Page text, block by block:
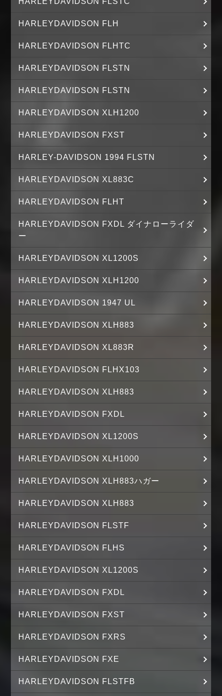
HARLEYDAVIDSON FLH
HARLEYDAVIDSON FLHTC
HARLEYDAVIDSON FLSTN
HARLEYDAVIDSON FLSTN
HARLEYDAVIDSON XLH1200
HARLEYDAVIDSON FXST
HARLEY-DAVIDSON 1994 FLSTN
HARLEYDAVIDSON XL883C
HARLEYDAVIDSON FLHT
HARLEYDAVIDSON FXDL ダイナローライダ
ー
HARLEYDAVIDSON XL1200S
HARLEYDAVIDSON XLH1200
HARLEYDAVIDSON 1947 UL
HARLEYDAVIDSON XLH883
HARLEYDAVIDSON XL883R
HARLEYDAVIDSON FLHX103
HARLEYDAVIDSON XLH883
HARLEYDAVIDSON FXDL
HARLEYDAVIDSON XL1200S
HARLEYDAVIDSON XLH1000
HARLEYDAVIDSON XLH883ハガー
HARLEYDAVIDSON XLH883
HARLEYDAVIDSON FLSTF
HARLEYDAVIDSON FLHS
HARLEYDAVIDSON XL1200S
HARLEYDAVIDSON FXDL
HARLEYDAVIDSON FXST
HARLEYDAVIDSON FXRS
HARLEYDAVIDSON FXE
HARLEYDAVIDSON FLSTFB